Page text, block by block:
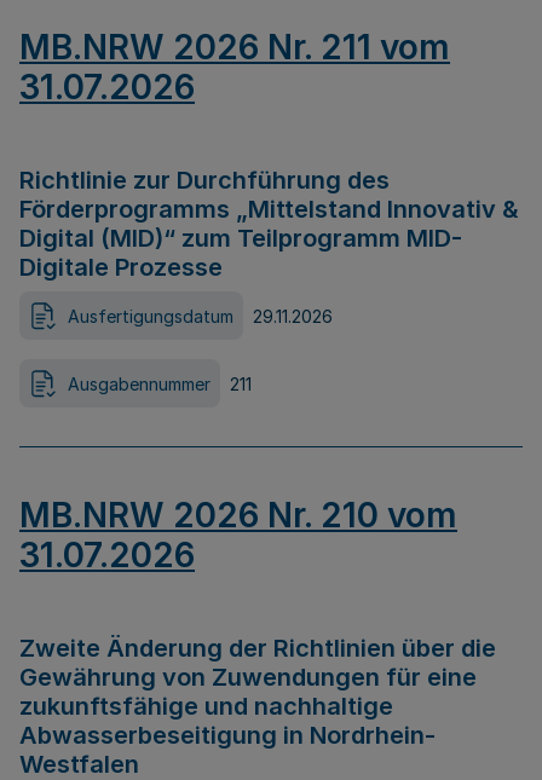
MB.NRW 2026 Nr. 211 vom
31.07.2026
Richtlinie zur Durchführung des
Förderprogramms „Mittelstand Innovativ &
Digital (MID)“ zum Teilprogramm MID-
Digitale Prozesse
Ausfertigungsdatum 29.11.2026
Ausgabennummer 211
MB.NRW 2026 Nr. 210 vom
31.07.2026
Zweite Änderung der Richtlinien über die
Gewährung von Zuwendungen für eine
zukunftsfähige und nachhaltige
Abwasserbeseitigung in Nordrhein-
Westfalen